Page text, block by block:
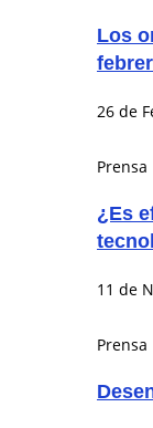
Los
26 de
Prensa
¿Es
11 de
Prensa